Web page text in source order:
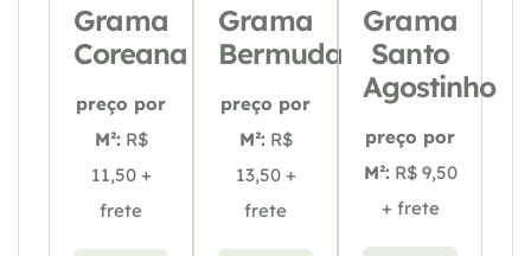
Grama
Coreana
preço por
M²: R$
11,50 +
frete
Grama
Bermuda
preço por
M²: R$
13,50 +
frete
Grama
Santo
Agostinho
preço por
M²: R$ 9,50
+ frete